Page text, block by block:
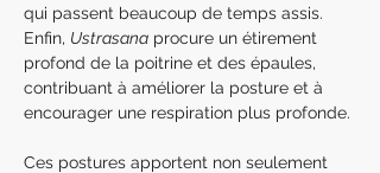
qui passent beaucoup de temps assis.
Enfin, Ustrasana procure un étirement
profond de la poitrine et des épaules,
contribuant à améliorer la posture et à
encourager une respiration plus profonde.
Ces postures apportent non seulement